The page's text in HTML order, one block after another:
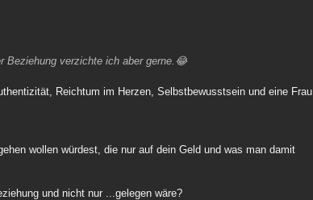
Beziehung verzichte ich aber gerne.😂
Reichtum im Herzen, Selbstbewusstsein und eine Frau
wollen würdest, die nur auf dein Geld und was man damit
und nicht nur ...gelegen wäre?